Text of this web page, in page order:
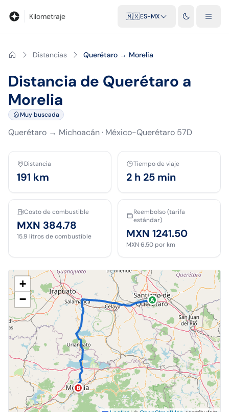
Kilometraje 🇲🇽ES-MX
Distancias Querétaro → Morelia
Distancia de Querétaro a
Morelia
Muy buscada
Querétaro → Michoacán· México-Querétaro 57D
Distancia
191 km
Tiempo de viaje
2 h 25 min
Costo de combustible
MXN 384.78
15.9 litros de combustible
Reembolso (tarifa
estándar)
MXN 1241.50
MXN 6.50 por km
A
B
+
−